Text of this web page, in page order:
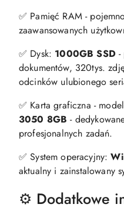
✅ Pamięć RAM -
zaawansowanych
✅ Dysk: 1000GB SSD-
dokumentów, 320tys.
odcinków ulubionego
✅ Karta graficzna -
3050 8GB-
profesjonalnych zadań.
✅ System operacyjny:
aktualny i zainstalowany
⚙️ Dodatkowe